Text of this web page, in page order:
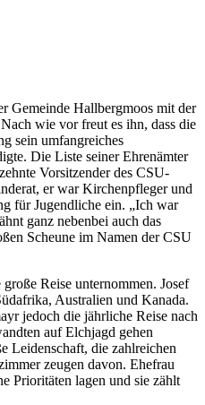
Gemeinde Hallbergmoos mit der
wie vor freut es ihn, dass die
sein umfangreiches
Die Liste seiner Ehrenämter
Vorsitzender des CSU-
er war Kirchenpfleger und
für Jugendliche ein. „Ich war
ganz nebenbei auch das
Scheune im Namen der CSU
Reise unternommen. Josef
Australien und Kanada.
jedoch die jährliche Reise nach
auf Elchjagd gehen
Leidenschaft, die zahlreichen
zeugen davon. Ehefrau
Prioritäten lagen und sie zählt